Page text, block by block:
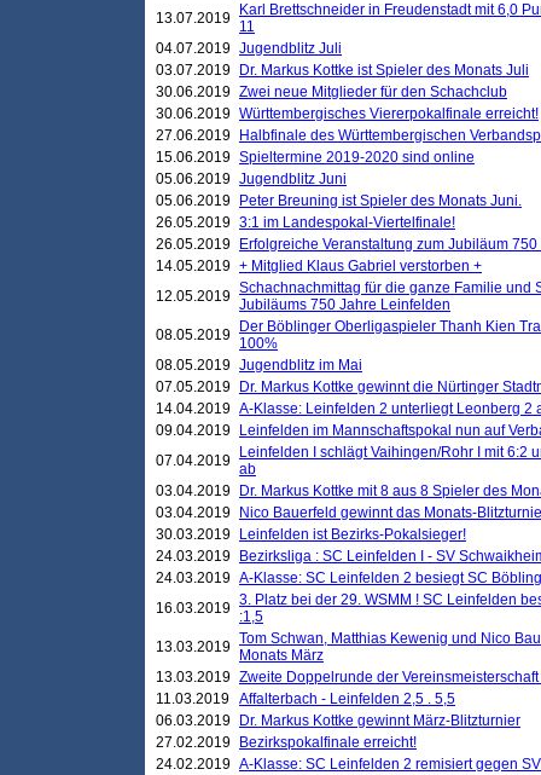
13.07.2019
Karl Brettschneider in Freudenstadt mit 6,0
11
04.07.2019 Jugendblitz Juli
03.07.2019
Dr. Markus Kottke ist Spieler des Monats Juli
30.06.2019 Zwei neue Mitglieder für den Schachclub
30.06.2019 Württembergisches Viererpokalfinale erreicht!
27.06.2019
Halbfinale des Württembergischen
15.06.2019 Spieltermine 2019-2020 sind online
05.06.2019 Jugendblitz Juni
05.06.2019
Peter Breuning ist Spieler des Monats Juni.
26.05.2019 3:1 im Landespokal-Viertelfinale!
26.05.2019
Erfolgreiche Veranstaltung zum Jubiläum
14.05.2019 + Mitglied Klaus Gabriel verstorben +
12.05.2019 Schachnachmittag für die ganze Familie und
Jubiläums 750 Jahre Leinfelden
08.05.2019
Der Böblinger Oberligaspieler Thanh Kien
100%
08.05.2019 Jugendblitz im Mai
07.05.2019
Dr. Markus Kottke gewinnt die Nürtinger
14.04.2019 A-Klasse: Leinfelden 2 unterliegt Leonberg 2
09.04.2019
Leinfelden im Mannschaftspokal nun auf
07.04.2019
Leinfelden I schlägt Vaihingen/Rohr I mit 6:2
ab
03.04.2019
Dr. Markus Kottke mit 8 aus 8 Spieler des
03.04.2019
Nico Bauerfeld gewinnt das Monats-
30.03.2019
Leinfelden ist Bezirks-Pokalsieger!
24.03.2019
Bezirksliga : SC Leinfelden I - SV
24.03.2019 A-Klasse: SC Leinfelden 2 besiegt SC
16.03.2019 3. Platz bei der 29. WSMM ! SC Leinfelden
:1,5
13.03.2019 Tom Schwan, Matthias Kewenig und Nico
Monats März
13.03.2019 Zweite Doppelrunde der
11.03.2019 Affalterbach - Leinfelden 2,5 . 5,5
06.03.2019
Dr. Markus Kottke gewinnt März-Blitzturnier
27.02.2019
Bezirkspokalfinale erreicht!
24.02.2019 A-Klasse: SC Leinfelden 2 remisiert gegen